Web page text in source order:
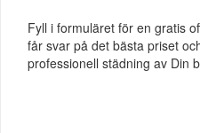
Fyll i formuläret för en gratis
får svar på det bästa priset
professionell städning av Din